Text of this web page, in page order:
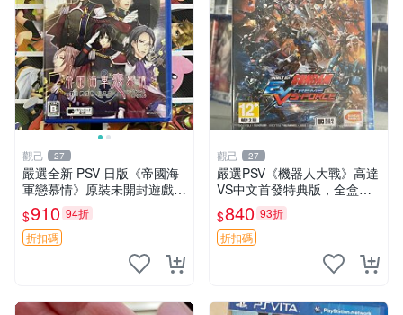
觀己 27
嚴選全新 PSV 日版《帝國海
軍戀慕情》原裝未開封遊戲
機，適合收藏 帝國海軍戀慕
情 PSV 未拆封 游戲機
$910 94折
折扣碼
觀己 27
嚴選PSV《機器人大戰》高達
VS中文首發特典版，全盒未
開封收藏佳品 電腦遊戲 現代
電玩 PSP 游戲機
$840 93折
折扣碼